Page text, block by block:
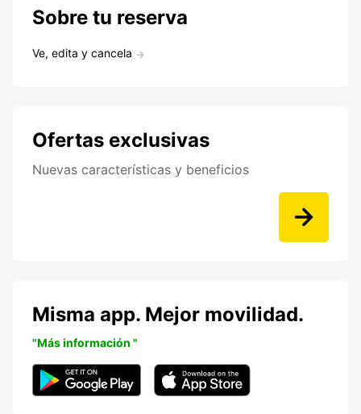
Sobre tu reserva
Ve, edita y cancela
Ofertas exclusivas
Nuevas características y beneficios
Misma app. Mejor movilidad.
"Más información "